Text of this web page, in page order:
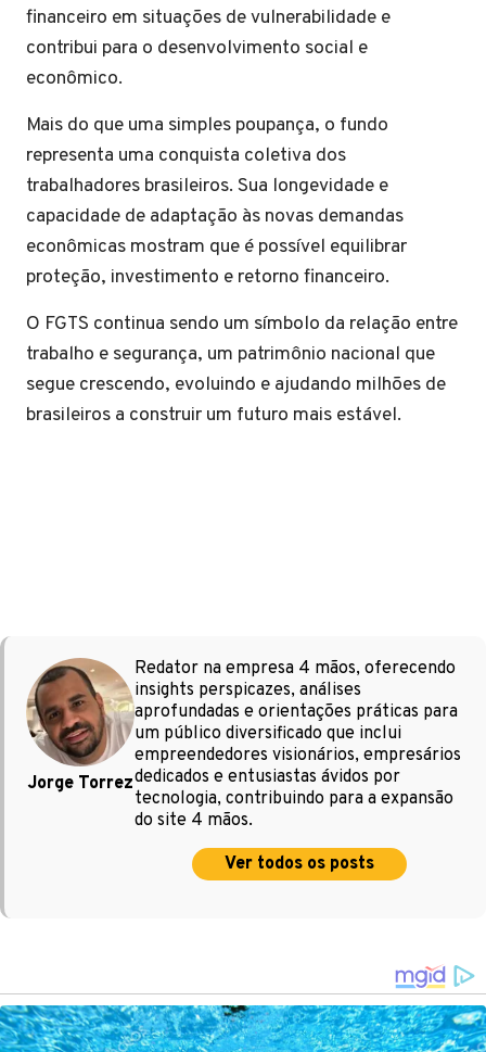
financeiro em situações de vulnerabilidade e
contribui para o desenvolvimento social e
econômico.
Mais do que uma simples poupança, o fundo
representa uma conquista coletiva dos
trabalhadores brasileiros. Sua longevidade e
capacidade de adaptação às novas demandas
econômicas mostram que é possível equilibrar
proteção, investimento e retorno financeiro.
O FGTS continua sendo um símbolo da relação entre
trabalho e segurança, um patrimônio nacional que
segue crescendo, evoluindo e ajudando milhões de
brasileiros a construir um futuro mais estável.
Jorge Torrez
Redator na empresa 4 mãos, oferecendo
insights perspicazes, análises
aprofundadas e orientações práticas para
um público diversificado que inclui
empreendedores visionários, empresários
dedicados e entusiastas ávidos por
tecnologia, contribuindo para a expansão
do site 4 mãos.
Ver todos os posts